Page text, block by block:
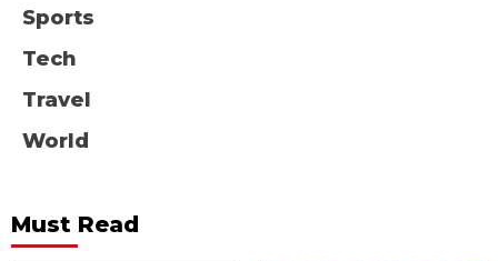
Sports
Tech
Travel
World
Must Read